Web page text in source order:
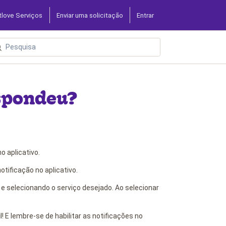
Serviços Enviar uma solicitação Entrar
aplicativo.
no aplicativo.
selecionando o serviço desejado. Ao selecionar
E lembre-se de habilitar as notificações no